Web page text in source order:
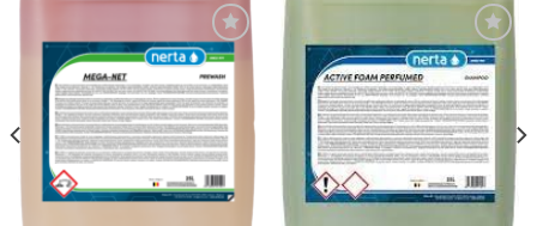
Add to
wishlist
Add to
wishlist